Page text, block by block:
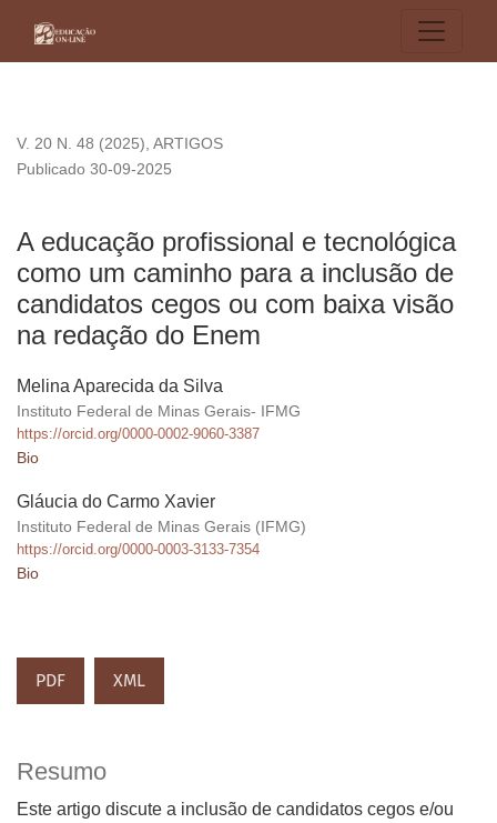
V. 20 N. 48 (2025), ARTIGOS
A educação profissional e tecnológica
como um caminho para a inclusão de
candidatos cegos ou com baixa visão
na redação do Enem
Publicado 30-09-2025
Melina Aparecida da Silva
Instituto Federal de Minas Gerais- IFMG
https://orcid.org/0000-0002-9060-3387
Bio
Gláucia do Carmo Xavier
Instituto Federal de Minas Gerais (IFMG)
https://orcid.org/0000-0003-3133-7354
Bio
PDF XML
Resumo
Este artigo discute a inclusão de candidatos cegos e/ou